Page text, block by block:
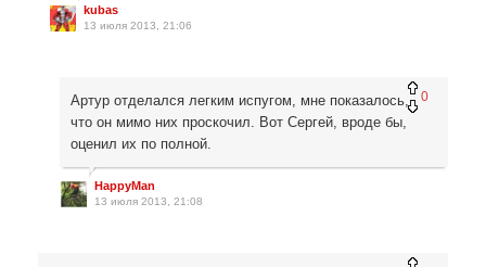
kubas
13 июля 2013, 21:06
0
Артур отделался легким испугом, мне показалось,
что он мимо них проскочил. Вот Сергей, вроде бы,
оценил их по полной.
HappyMan
13 июля 2013, 21:08